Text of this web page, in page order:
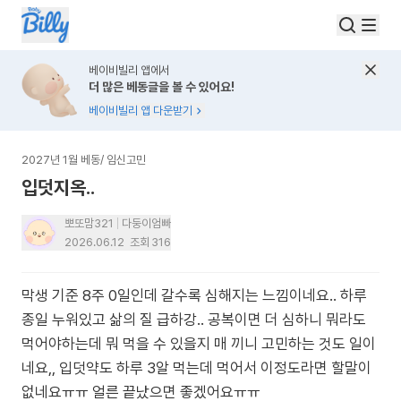
베이비빌리 앱에서
더 많은 베동글을 볼 수 있어요!
베이비빌리 앱 다운받기
2027년 1월 베동/ 임신고민
입덧지옥..
뽀또맘321
다둥이엄빠
2026.06.12 조회 316
막생 기준 8주 0일인데 갈수록 심해지는 느낌이네요.. 하루
종일 누워있고 삶의 질 급하강.. 공복이면 더 심하니 뭐라도
먹어야하는데 뭐 먹을 수 있을지 매 끼니 고민하는 것도 일이
네요,, 입덧약도 하루 3알 먹는데 먹어서 이정도라면 할말이
없네요ㅠㅠ 얼른 끝났으면 좋겠어요ㅠㅠ